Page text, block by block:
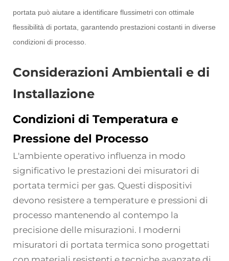
portata può aiutare a identificare flussimetri con ottimale
flessibilità di portata, garantendo prestazioni costanti in diverse
condizioni di processo.
Considerazioni Ambientali e di
Installazione
Condizioni di Temperatura e
Pressione del Processo
L'ambiente operativo influenza in modo
significativo le prestazioni dei misuratori di
portata termici per gas. Questi dispositivi
devono resistere a temperature e pressioni di
processo mantenendo al contempo la
precisione delle misurazioni. I moderni
misuratori di portata termica sono progettati